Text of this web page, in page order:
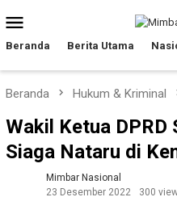
ke
Mobile
Beranda Berita Utama
Beranda Hukum & Kriminal
Wakil Ketua DPRD
Siaga Nataru di
Mimbar Nasional
23 Desember 2022
300